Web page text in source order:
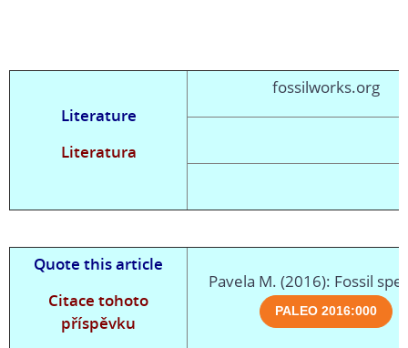
Literature
Literatura
fossilworks.org
Quote this article
Citace tohoto
příspěvku
Pavela M. (2016): Fossil